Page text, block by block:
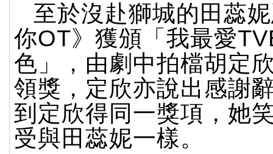
至於沒赴獅城的田蕊
你OT》獲頒「我最愛
色」，由劇中拍檔胡定
領獎，定欣亦說出感謝
到定欣得同一獎項，她
受與田蕊妮一樣。